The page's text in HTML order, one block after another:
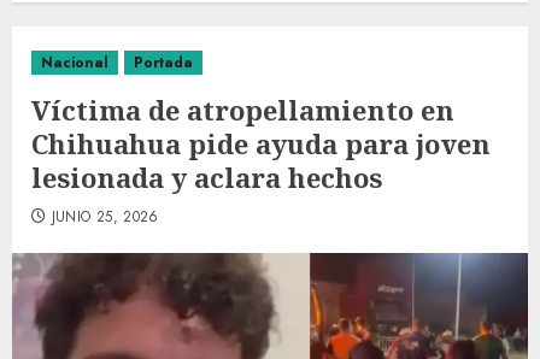
Nacional Portada
Víctima de atropellamiento en
Chihuahua pide ayuda para joven
lesionada y aclara hechos
JUNIO 25, 2026